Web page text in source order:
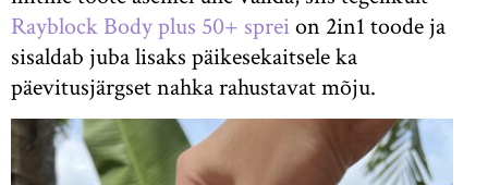
Rayblock Body plus 50+ spreion 2in1 toode ja
sisaldab juba lisaks päikesekaitsele ka
päevitusjärgset nahka rahustavat mõju.